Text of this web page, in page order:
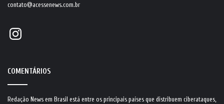
contato@acessenews.com.br
Instagram
COMENTÁRIOS
Redação News em Brasil está entre os principais países que distribuem ciberataques,